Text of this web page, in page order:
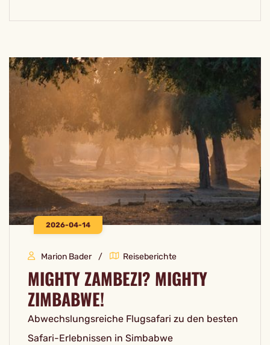
2026-04-14
Marion Bader Reiseberichte
MIGHTY ZAMBEZI? MIGHTY
ZIMBABWE!
Abwechslungsreiche Flugsafari zu den besten
Safari-Erlebnissen in Simbabwe